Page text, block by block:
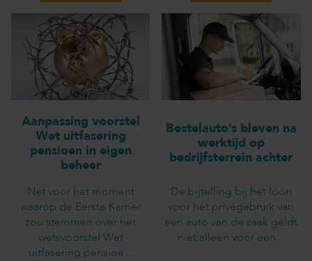
Aanpassing voorstel
Wet uitfasering
pensioen in eigen
beheer
Net voor het moment
waarop de Eerste Kamer
zou stemmen over het
wetsvoorstel Wet
uitfasering pensioe...
Bestelauto’s bleven na
werktijd op
bedrijfsterrein achter
De bijtelling bij het loon
voor het privégebruik van
een auto van de zaak geldt
niet alleen voor een...